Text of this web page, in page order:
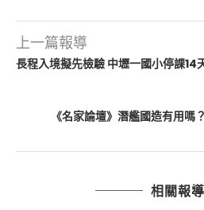
上一篇報導
長程入境擬先檢驗 中壢一國小停課14
《名家論壇》潛艦國造有用嗎
相關報導